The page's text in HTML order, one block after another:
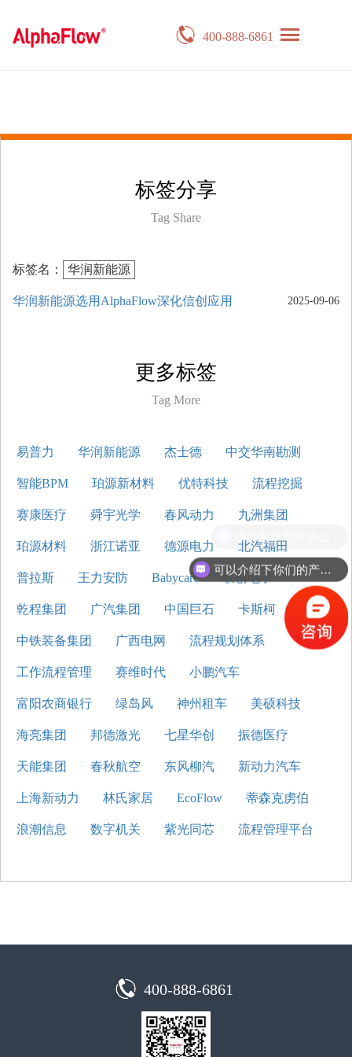
400-888-6861
标签分享
Tag Share
标签名： 华润新能源
华润新能源选用AlphaFlow深化信创应用 2025-09-06
更多标签
Tag More
易普力 华润新能源 杰士德 中交华南勘测
智能BPM 珀源新材料 优特科技 流程挖掘
赛康医疗 舜宇光学 春风动力 九洲集团
珀源材料 浙江诺亚 德源电力 北汽福田
普拉斯 王力安防 Babycare 联创电子
乾程集团 广汽集团 中国巨石 卡斯柯
中铁装备集团 广西电网 流程规划体系
工作流程管理 赛维时代 小鹏汽车
富阳农商银行 绿岛风 神州租车 美硕科技
海亮集团 邦德激光 七星华创 振德医疗
天能集团 春秋航空 东风柳汽 新动力汽车
上海新动力 林氏家居 EcoFlow 蒂森克虏伯
浪潮信息 数字机关 紫光同芯 流程管理平台
400-888-6861
可以介绍下你们的产品么？